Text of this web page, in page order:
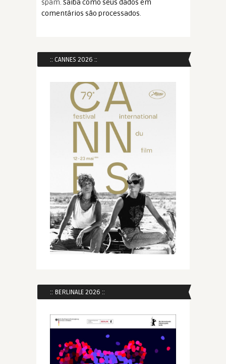
spam. Saiba como seus dados em
comentários são processados.
:: CANNES 2026 ::
:: BERLINALE 2026 ::